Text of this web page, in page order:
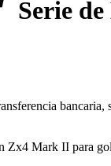
Serie
bancaria,
Zx4 Mark II para